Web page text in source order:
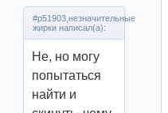
#p51903,незначительные
жирки написал(а):
Не, но могу
попытаться
найти и